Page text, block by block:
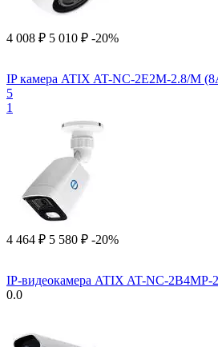
4 008 ₽ 5 010 ₽ -20%
IP камера ATIX AT-NC-2E2M-2.8/M
5
1
4 464 ₽ 5 580 ₽ -20%
IP-видеокамера ATIX AT-NC-2B4MP-
0.0